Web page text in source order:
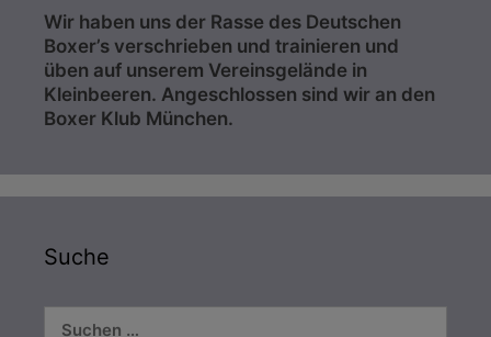
Wir haben uns der Rasse des Deutschen
Boxer’s verschrieben und trainieren und
üben auf unserem Vereinsgelände in
Kleinbeeren. Angeschlossen sind wir an den
Boxer Klub München.
Suche